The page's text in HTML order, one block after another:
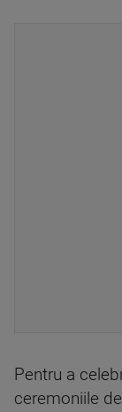
Pentru a
ceremoniile